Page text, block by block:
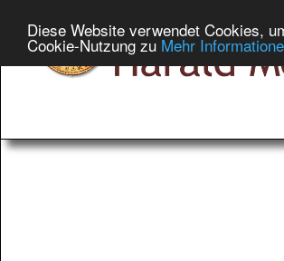
Diese Website verwendet Cookies,
Cookie-Nutzung zu Mehr